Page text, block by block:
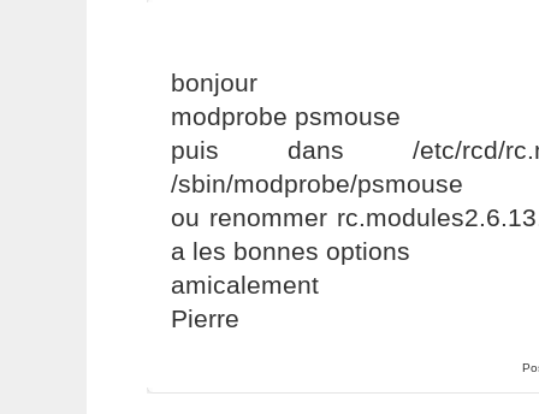
bonjour
modprobe psmouse
puis dans /etc/rcd/
/sbin/modprobe/psmouse
ou renommer
a les bonnes options
amicalement
Pierre